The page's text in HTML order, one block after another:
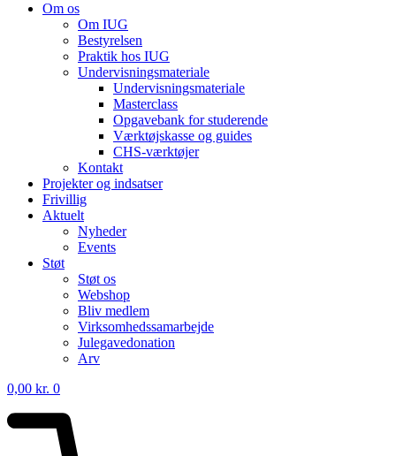
Om os
Om IUG
Bestyrelsen
Praktik hos IUG
Undervisningsmateriale
Undervisningsmateriale
Masterclass
Opgavebank for studerende
Værktøjskasse og guides
CHS-værktøjer
Kontakt
Projekter og indsatser
Frivillig
Aktuelt
Nyheder
Events
Støt
Støt os
Webshop
Bliv medlem
Virksomhedssamarbejde
Julegavedonation
Arv
0,00 kr. 0